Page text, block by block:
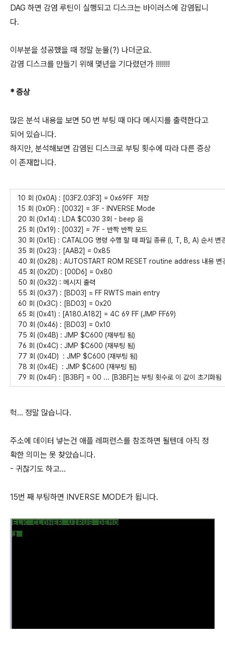
DAG 하면 감염 루틴이 실행되고 디스크는 바이러스에 감염됩니
다.
이부분을 성공했을 때 정말 눈물(?) 나더군요.
감염 디스크를 만들기 위해 몇년을 기다렸던가 !!!!!!!
* 증상
많은 분석 내용을 보면 50 번 부팅 때 마다 메시지를 출력한다고
되어 있습니다.
하지만, 분석해보면 감염된 디스크로 부팅 횟수에 따라 다른 증상
이 존재합니다.
10 회 (0x0A) : [03F2.03F3] = 0x69FF 저장
15 회 (0x0F) : [0032] = 3F - INVERSE Mode
20 회 (0x14) : LDA $C030 3회 - beep 음
25 회 (0x19) : [0032] = 7F - 반짝 반짝 모드
30 회 (0x1E) : CATALOG 명령 수행 할 때 파일 종류 (I, T, B, A) 순서 변
35 회 (0x23) : [AAB2] = 0x85
40 회 (0x28) : AUTOSTART ROM RESET routine address 내용 변
45 회 (0x2D) : [00D6] = 0x80
50 회 (0x32) : 메시지 출력
55 회 (0x37) : [BD03] = FF RWTS main entry
60 회 (0x3C) : [BD03] = 0x20
65 회 (0x41) : [A180.A182] = 4C 69 FF (JMP FF69)
70 회 (0x46) : [BD03] = 0x10
75 회 (0x4B) : JMP $C600 (재부팅 됨)
76 회 (0x4C) : JMP $C600 (재부팅 됨)
77 회 (0x4D) : JMP $C600 (재부팅 됨)
78 회 (0x4E) : JMP $C600 (재부팅 됨)
79 회 (0x4F) : [B3BF] = 00 ... [B3BF]는 부팅 횟수로 이 값이 초기화됨
헉... 정말 많습니다.
주소에 데이터 넣는건 애플 레퍼런스를 참조하면 될텐데 아직 정
확한 의미는 못 찾았습니다.
- 귀찮기도 하고...
15번 째 부팅하면 INVERSE MODE가 됩니다.